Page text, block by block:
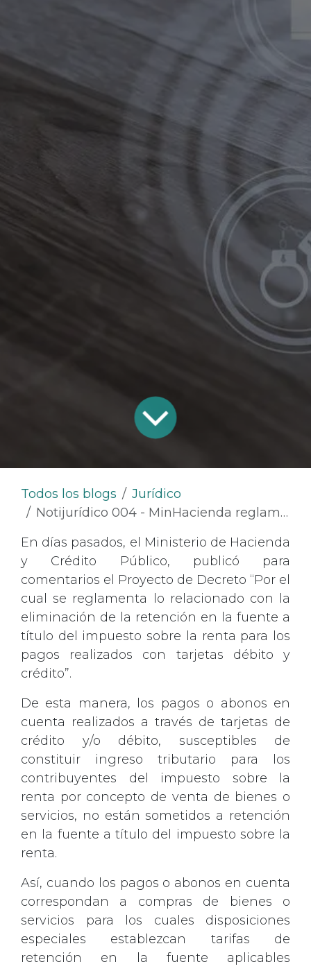
Todos los blogs
Jurídico
Notijurídico 004 - MinHacienda reglamentará la eliminación de la retención en la fuente a título del impuesto sobre la renta para pagos con tarjetas débito y crédito
En días pasados, el Ministerio de Hacienda
y Crédito Público, publicó para
comentarios el Proyecto de Decreto “Por el
cual se reglamenta lo relacionado con la
eliminación de la retención en la fuente a
título del impuesto sobre la renta para los
pagos realizados con tarjetas débito y
crédito”.
De esta manera, los pagos o abonos en
cuenta realizados a través de tarjetas de
crédito y/o débito, susceptibles de
constituir ingreso tributario para los
contribuyentes del impuesto sobre la
renta por concepto de venta de bienes o
servicios, no están sometidos a retención
en la fuente a título del impuesto sobre la
renta.
Así, cuando los pagos o abonos en cuenta
correspondan a compras de bienes o
servicios para los cuales disposiciones
especiales establezcan tarifas de
retención en la fuente aplicables